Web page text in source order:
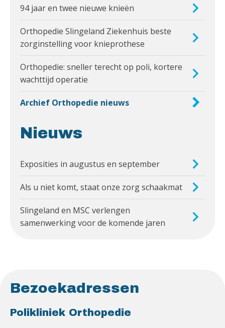
94 jaar en twee nieuwe knieën
Orthopedie Slingeland Ziekenhuis beste
zorginstelling voor knieprothese
Orthopedie: sneller terecht op poli, kortere
wachttijd operatie
Archief Orthopedie nieuws
Nieuws
Exposities in augustus en september
Als u niet komt, staat onze zorg schaakmat
Slingeland en MSC verlengen
samenwerking voor de komende jaren
Bezoekadressen
Polikliniek Orthopedie